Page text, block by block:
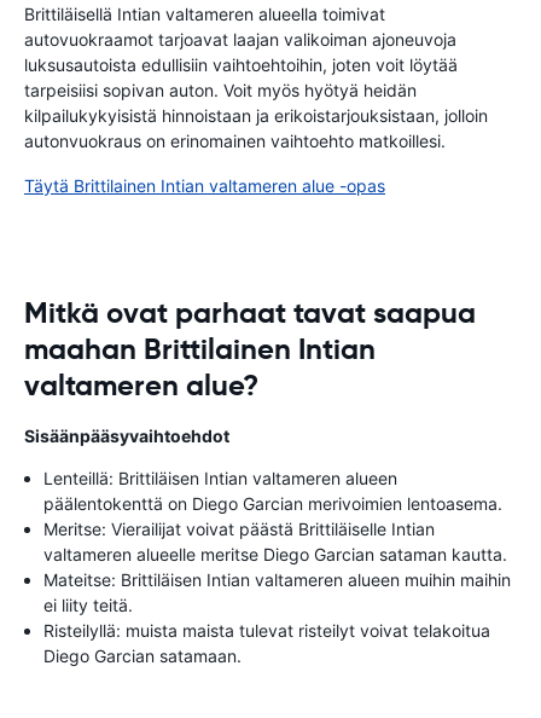
Brittiläisellä Intian valtameren alueella toimivat
autovuokraamot tarjoavat laajan valikoiman ajoneuvoja
luksusautoista edullisiin vaihtoehtoihin, joten voit löytää
tarpeisiisi sopivan auton. Voit myös hyötyä heidän
kilpailukykyisistä hinnoistaan ​​ja erikoistarjouksistaan, jolloin
autonvuokraus on erinomainen vaihtoehto matkoillesi.
Täytä Brittilainen Intian valtameren alue -opas
Mitkä ovat parhaat tavat saapua
maahan Brittilainen Intian
valtameren alue?
Sisäänpääsyvaihtoehdot
Lenteillä: Brittiläisen Intian valtameren alueen
päälentokenttä on Diego Garcian merivoimien lentoasema.
Meritse: Vierailijat voivat päästä Brittiläiselle Intian
valtameren alueelle meritse Diego Garcian sataman kautta.
Mateitse: Brittiläisen Intian valtameren alueen muihin maihin
ei liity teitä.
Risteilyllä: muista maista tulevat risteilyt voivat telakoitua
Diego Garcian satamaan.